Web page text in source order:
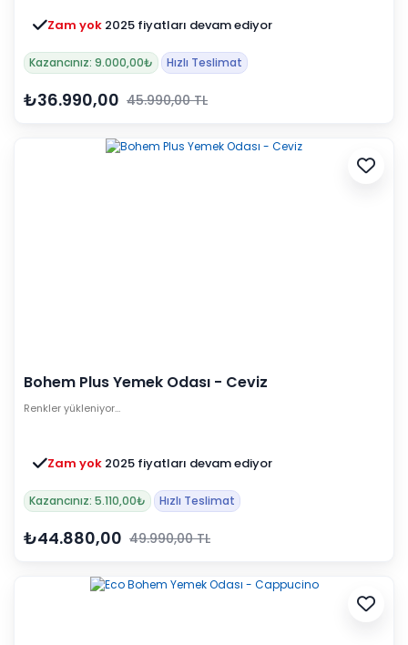
Zam yok 2025 fiyatları devam ediyor
Kazancınız: 9.000,00₺ Hızlı Teslimat
₺36.990,00 45.990,00 TL
Bohem Plus Yemek Odası - Ceviz
Renkler yükleniyor…
Zam yok 2025 fiyatları devam ediyor
Kazancınız: 5.110,00₺ Hızlı Teslimat
₺44.880,00 49.990,00 TL